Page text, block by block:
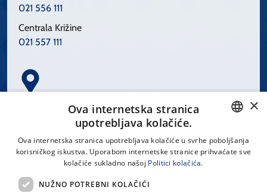
021 556 111
Centrala Križine
021 557 111
Spinčićeva 1, 21000 Split
CROATIAN
×
Ova internetska stranica
upotrebljava kolačiće.
Ova internetska stranica upotrebljava kolačiće u svrhe poboljšanja
korisničkog iskustva. Uporabom internetske stranice prihvaćate sve
kolačiće sukladno našoj Politici kolačića.
NUŽNO POTREBNI KOLAČIĆI